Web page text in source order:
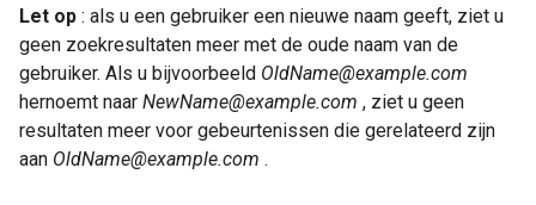
Let op : als u een gebruiker een nieuwe naam geeft, ziet u
geen zoekresultaten meer met de oude naam van de
gebruiker. Als u bijvoorbeeld OldName@example.com
hernoemt naar NewName@example.com , ziet u geen
resultaten meer voor gebeurtenissen die gerelateerd zijn
aan OldName@example.com .